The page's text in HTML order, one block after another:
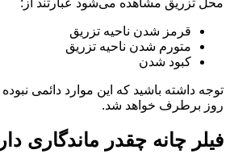
قرمز شدن ناحیه تزریق
متورم شدن ناحیه تزریق
کبود شدن
روز برطرف خواهد شد.
فیلر چانه چقدر ماندگاری